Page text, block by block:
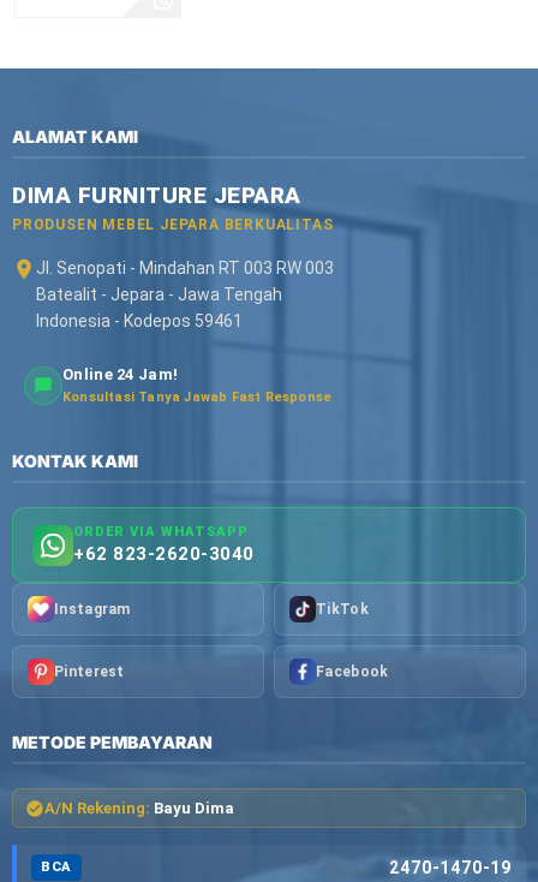
ALAMAT KAMI
DIMA FURNITURE JEPARA
PRODUSEN MEBEL JEPARA BERKUALITAS
Jl. Senopati - Mindahan RT 003 RW 003
Batealit - Jepara - Jawa Tengah
Indonesia - Kodepos 59461
Online 24 Jam!
Konsultasi Tanya Jawab Fast Response
KONTAK KAMI
ORDER VIA WHATSAPP
+62 823-2620-3040
Instagram TikTok
Pinterest Facebook
METODE PEMBAYARAN
A/N Rekening: Bayu Dima
BCA 2470-1470-19